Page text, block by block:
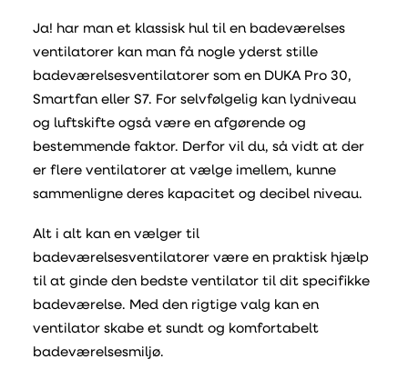
Ja! har man et klassisk hul til en badeværelses
ventilatorer kan man få nogle yderst stille
badeværelsesventilatorer som en DUKA Pro 30,
Smartfan eller S7. For selvfølgelig kan lydniveau
og luftskifte også være en afgørende og
bestemmende faktor. Derfor vil du, så vidt at der
er flere ventilatorer at vælge imellem, kunne
sammenligne deres kapacitet og decibel niveau.
Alt i alt kan en vælger til
badeværelsesventilatorer være en praktisk hjælp
til at ginde den bedste ventilator til dit specifikke
badeværelse. Med den rigtige valg kan en
ventilator skabe et sundt og komfortabelt
badeværelsesmiljø.